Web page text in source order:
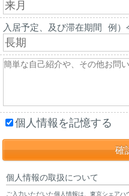
入居予定、及び滞在期間 例）
個人情報を記憶する
個人情報の取扱について
ご入力いただいた個人情報は、東京シェア